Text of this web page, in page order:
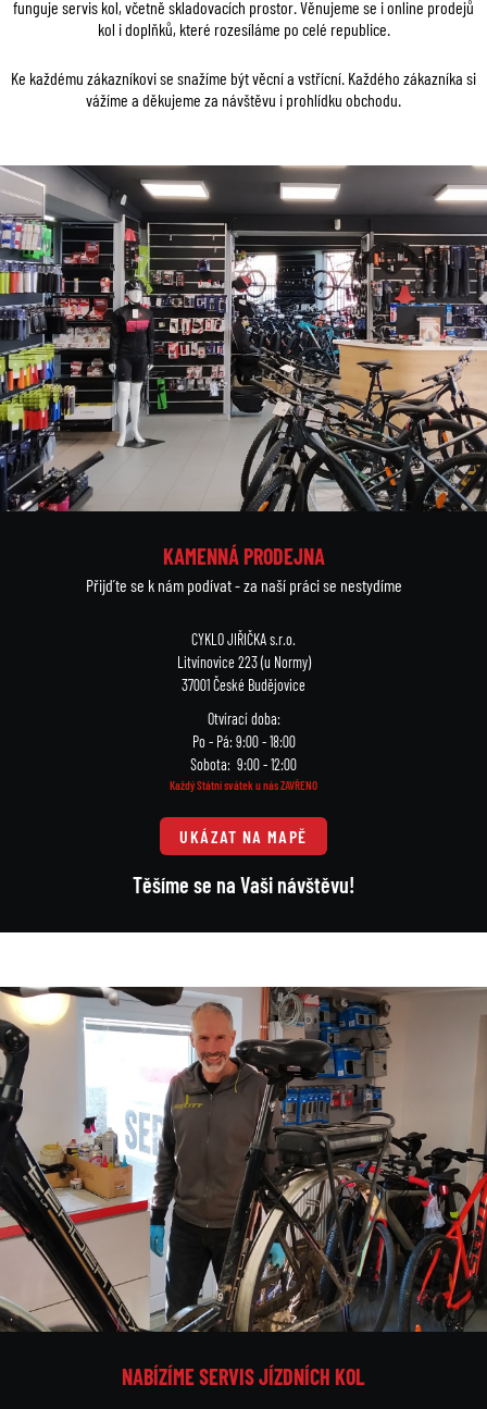
funguje servis kol, včetně skladovacích prostor. Věnujeme se i online prodejů
kol i doplňků, které rozesíláme po celé republice.
Ke každému zákazníkovi se snažíme být věcní a vstřícní. Každého zákazníka si
vážíme a děkujeme za návštěvu i prohlídku obchodu.
KAMENNÁ PRODEJNA
Přijďte se k nám podívat - za naší práci se nestydíme
CYKLO JIŘIČKA s.r.o.
Litvínovice 223 (u Normy)
37001 České Budějovice
Otvírací doba:
Po - Pá: 9:00 - 18:00
Sobota: 9:00 - 12:00
Každý Státní svátek u nás ZAVŘENO
UKÁZAT NA MAPĚ
Těšíme se na Vaši návštěvu!
NABÍZÍME SERVIS JÍZDNÍCH KOL